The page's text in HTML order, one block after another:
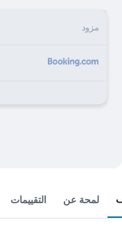
مزود
لمحة عن التقييمات